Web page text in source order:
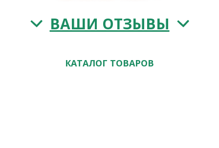
ВАШИ ОТЗЫВЫ
КАТАЛОГ ТОВАРОВ